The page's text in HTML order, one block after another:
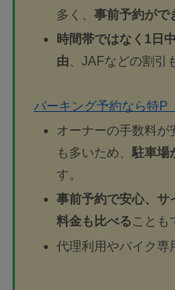
多く、事前予約がで
時間帯ではなく1日
由 、JAFなどの割引
パーキング予約なら特P
オーナーの手数料が
も多いため、駐車場
す。
事前予約で安心、サ
料金も比べることも
代理利用やバイク専